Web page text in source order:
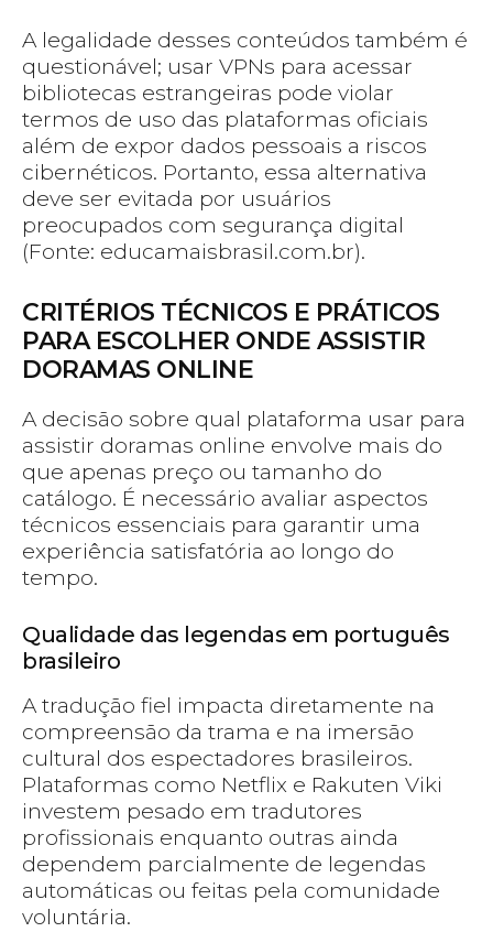
A legalidade desses conteúdos também é
questionável; usar VPNs para acessar
bibliotecas estrangeiras pode violar
termos de uso das plataformas oficiais
além de expor dados pessoais a riscos
cibernéticos. Portanto, essa alternativa
deve ser evitada por usuários
preocupados com segurança digital
(Fonte: educamaisbrasil.com.br).
CRITÉRIOS TÉCNICOS E PRÁTICOS
PARA ESCOLHER ONDE ASSISTIR
DORAMAS ONLINE
A decisão sobre qual plataforma usar para
assistir doramas online envolve mais do
que apenas preço ou tamanho do
catálogo. É necessário avaliar aspectos
técnicos essenciais para garantir uma
experiência satisfatória ao longo do
tempo.
Qualidade das legendas em português
brasileiro
A tradução fiel impacta diretamente na
compreensão da trama e na imersão
cultural dos espectadores brasileiros.
Plataformas como Netflix e Rakuten Viki
investem pesado em tradutores
profissionais enquanto outras ainda
dependem parcialmente de legendas
automáticas ou feitas pela comunidade
voluntária.